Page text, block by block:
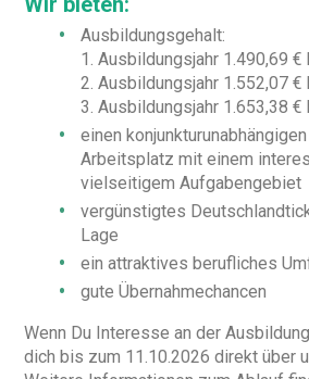
Ausbildungsgehalt:
1. Ausbildungsjahr 1.490,69 €
2. Ausbildungsjahr 1.552,07 €
3. Ausbildungsjahr 1.653,38 €
einen
Arbeitsplatz mit einem
vielseitigem Aufgabengebiet
vergünstigtes
Lage
ein attraktives berufliches
gute Übernahmechancen
Wenn Du Interesse an der
dich bis zum 11.10.2026 direkt über